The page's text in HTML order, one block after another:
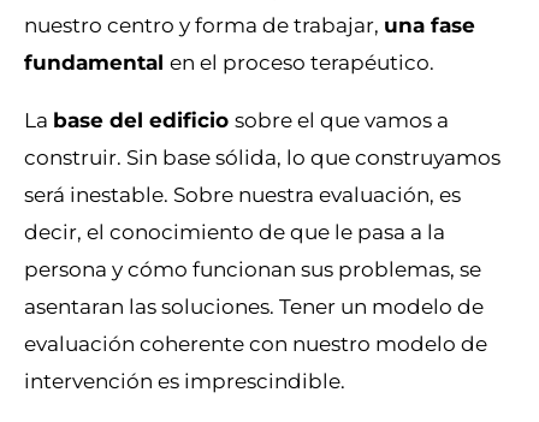
nuestro centro y forma de trabajar, una fase
fundamental en el proceso terapéutico.
La base del edificio sobre el que vamos a
construir. Sin base sólida, lo que construyamos
será inestable. Sobre nuestra evaluación, es
decir, el conocimiento de que le pasa a la
persona y cómo funcionan sus problemas, se
asentaran las soluciones. Tener un modelo de
evaluación coherente con nuestro modelo de
intervención es imprescindible.